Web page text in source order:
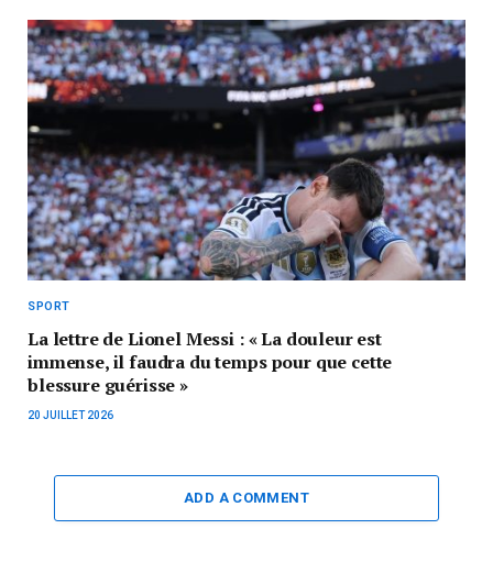
SPORT
La lettre de Lionel Messi : « La douleur est
immense, il faudra du temps pour que cette
blessure guérisse »
20 JUILLET 2026
ADD A COMMENT